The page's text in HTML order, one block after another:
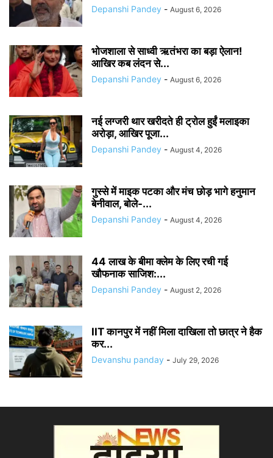
Depanshi Pandey - August 6, 2026
भोजशाला से साध्वी ऋतंभरा का बड़ा ऐलान!
आखिर कब लंदन से...
Depanshi Pandey - August 6, 2026
नई लग्जरी थार खरीदते ही ट्रोल हुईं मलाइका
अरोड़ा, आखिर पूजा...
Depanshi Pandey - August 4, 2026
गुस्से में माइक पटका और मंच छोड़ भागे हनुमान
बेनीवाल, बोले-...
Depanshi Pandey - August 4, 2026
44 लाख के बीमा क्लेम के लिए रची गई
खौफनाक साजिश:...
Depanshi Pandey - August 2, 2026
IIT कानपुर में नहीं मिला दाखिला तो छात्र ने हैक
कर...
Devanshu panday - July 29, 2026